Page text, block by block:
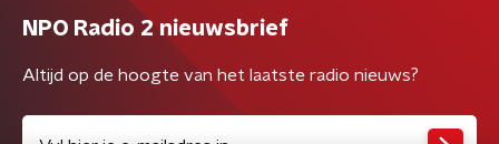
NPO Radio 2 nieuwsbrief
Altijd op de hoogte van het laatste radio nieuws?